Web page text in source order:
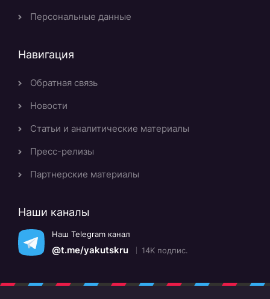
Персональные данные
Навигация
Обратная связь
Новости
Статьи и аналитические материалы
Пресс-релизы
Партнерские материалы
Наши каналы
Наш Telegram канал
@t.me/yakutskru 14K подпис.